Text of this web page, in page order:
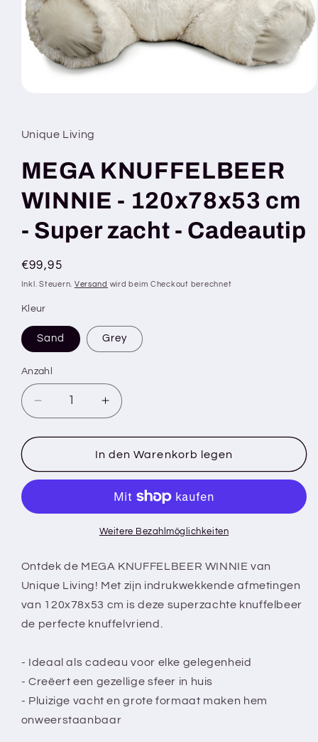
Modal
öffnen
Unique Living
MEGA KNUFFELBEER
WINNIE - 120x78x53 cm
- Super zacht - Cadeautip
Normaler
Preis
€99,95
Inkl. Steuern. Versand wird beim Checkout berechnet
Kleur
Sand Grey
Anzahl
Verringere
die
Menge
MEGA
-
120x78x53
-
Super
zacht
-
Cadeautip
Erhöhe
die
Menge
für
MEGA
WINNIE
-
120x78x53
-
Super
zacht
-
Cadeautip
In den Warenkorb legen
Weitere Bezahlmöglichkeiten
Ontdek de MEGA KNUFFELBEER WINNIE van
Unique Living! Met zijn indrukwekkende afmetingen
van 120x78x53 cm is deze superzachte knuffelbeer
de perfecte knuffelvriend.
- Ideaal als cadeau voor elke gelegenheid
- Creëert een gezellige sfeer in huis
- Pluizige vacht en grote formaat maken hem
onweerstaanbaar